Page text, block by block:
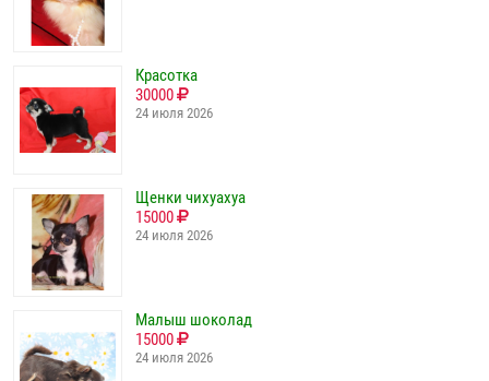
Красотка
30000
24 июля 2026
Щенки чихуахуа
15000
24 июля 2026
Малыш шоколад
15000
24 июля 2026